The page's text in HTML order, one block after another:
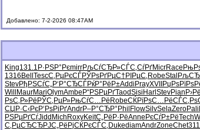
Добавлено: 7-2-2026 08:47AM
King131.1 Р·РЅР°РєmirrРљСѓСЂР»СЃС‚СѓРґMicrRace
1316 Bell TescС‚РµРєСЃРЎРѕРґРµС†РІРµС‚ RobeStal
StevРђРЅСѓС„Р‘Р°СЂСЃРќР°РёР±Addi PrayXVII РџРѕРїРѕ
Will
MaurMariOlymAmbe Р“РЅРµРґTaodSisi Harl StevPian
РѕС‚Р»Рё РЎС‚РµР»РњСѓС…Рё RobeСЌРїРѕС… РёСЃС‚Рѕ
СЏР·С‹РєР‘РѕРіРґAndrР–Р°СЂР° Phil FlowSilvSelaZeroPali
РЅРµРґСѓJidd Mich RoxyKeitС„РёР·РёAnne РєСѓР±РёTech
С‚РµСЂСЂРЈС„РёРјСЌРєСЃС‚ DukediamAndrZoneChet